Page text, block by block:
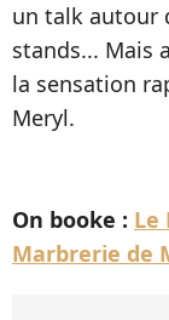
un talk autour
stands... Mais
la sensation
Meryl.
On booke : Le
Marbrerie de